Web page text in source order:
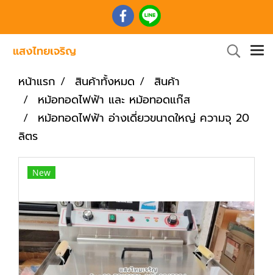
หน้าแรก สินค้าทั้งหมด
สินค้า
หม้อทอดไฟฟ้า และ หม้อทอดแก๊ส
หม้อทอดไฟฟ้า อ่างเดี่ยวขนาดใหญ่ ความจุ 20
ลิตร
New